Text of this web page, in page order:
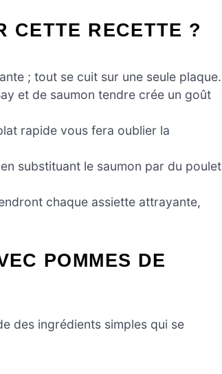
CETTE RECETTE ?
; tout se cuit sur une seule plaque.
et de saumon tendre crée un goût
rapide vous fera oublier la
substituant le saumon par du poulet
chaque assiette attrayante,
POMMES DE
des ingrédients simples qui se